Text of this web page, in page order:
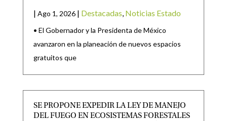
| Ago 1, 2026 | Destacadas Noticias Estado
• El Gobernador y la Presidenta de México
avanzaron en la planeación de nuevos espacios
gratuitos que
SE PROPONE EXPEDIR LA LEY DE MANEJO
DEL FUEGO EN ECOSISTEMAS FORESTALES